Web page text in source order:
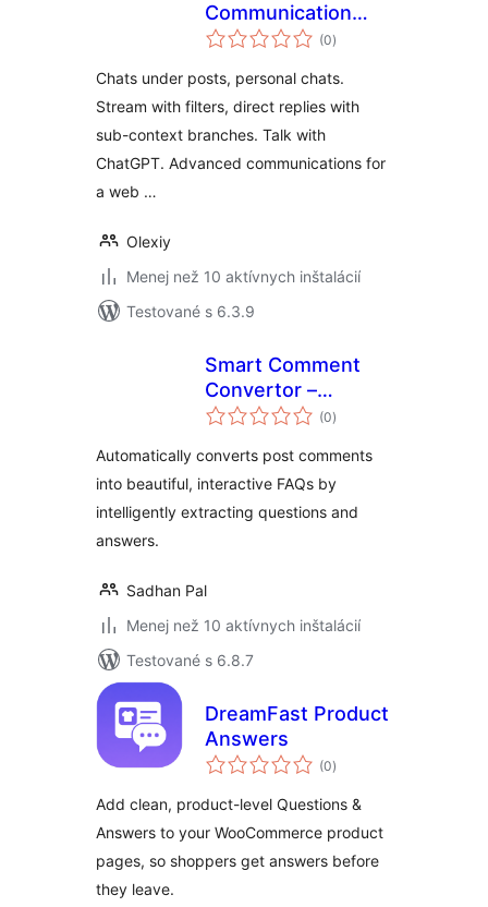
Communication
System
(0celkové
hodnotenie
)
Chats under posts, personal chats.
Stream with filters, direct replies with
sub-context branches. Talk with
ChatGPT. Advanced communications for
a web …
Olexiy
Menej než 10 aktívnych inštalácií
Testované s 6.3.9
Smart Comment
Convertor –
Instantly Transform
into FAQs
(0celkové
hodnotenie
)
Automatically converts post comments
into beautiful, interactive FAQs by
intelligently extracting questions and
answers.
Sadhan Pal
Menej než 10 aktívnych inštalácií
Testované s 6.8.7
DreamFast Product
Answers
(0celkové
hodnotenie
)
Add clean, product-level Questions &
Answers to your WooCommerce product
pages, so shoppers get answers before
they leave.